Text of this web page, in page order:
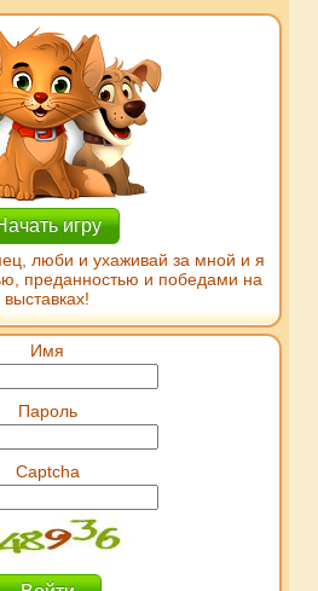
игру
люби и ухаживай за мной и я
преданностью и победами на
выставках!
Имя
Пароль
Captcha